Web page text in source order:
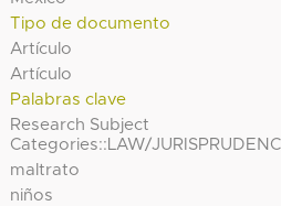
Tipo de documento
Artículo
Artículo
Palabras clave
Research Subject
Categories::LAW/
maltrato
niños